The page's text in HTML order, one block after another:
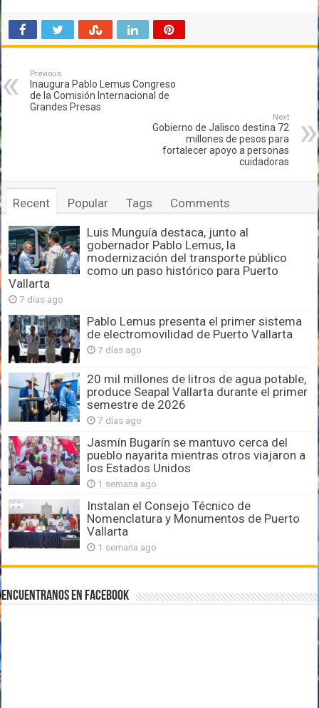
Previous
Inaugura Pablo Lemus Congreso
de la Comisión Internacional de
Grandes Presas
Next
Gobierno de Jalisco destina 72
millones de pesos para
fortalecer apoyo a personas
cuidadoras
Recent Popular Tags Comments
Luis Munguía destaca, junto al
gobernador Pablo Lemus, la
modernización del transporte público
como un paso histórico para Puerto
Vallarta
7 días ago
Pablo Lemus presenta el primer sistema
de electromovilidad de Puerto Vallarta
7 días ago
20 mil millones de litros de agua potable,
produce Seapal Vallarta durante el primer
semestre de 2026
7 días ago
Jasmín Bugarín se mantuvo cerca del
pueblo nayarita mientras otros viajaron a
los Estados Unidos
1 semana ago
Instalan el Consejo Técnico de
Nomenclatura y Monumentos de Puerto
Vallarta
1 semana ago
Encuentranos en Facebook